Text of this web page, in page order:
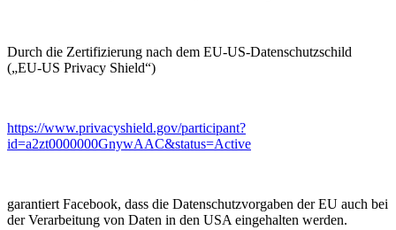
Durch die Zertifizierung nach dem EU-US-Datenschutzschild
(„EU-US Privacy Shield“)
https://www.privacyshield.gov/participant?
id=a2zt0000000GnywAAC&status=Active
garantiert Facebook, dass die Datenschutzvorgaben der EU auch bei
der Verarbeitung von Daten in den USA eingehalten werden.